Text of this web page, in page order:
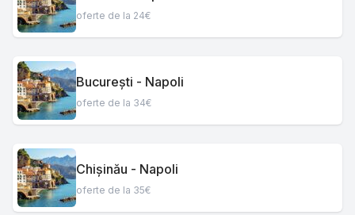
oferte de la 24€
București - Napoli
oferte de la 34€
Chișinău - Napoli
oferte de la 35€